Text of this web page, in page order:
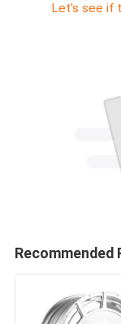
Let's see if
Recommended